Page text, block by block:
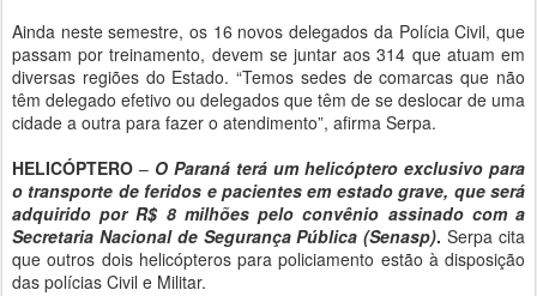
Ainda neste semestre, os 16 novos delegados da Polícia Civil, que
passam por treinamento, devem se juntar aos 314 que atuam em
diversas regiões do Estado. “Temos sedes de comarcas que não
têm delegado efetivo ou delegados que têm de se deslocar de uma
cidade a outra para fazer o atendimento”, afirma Serpa.
HELICÓPTERO – O Paraná terá um helicóptero exclusivo para
o transporte de feridos e pacientes em estado grave, que será
adquirido por R$ 8 milhões pelo convênio assinado com a
Secretaria Nacional de Segurança Pública (Senasp). Serpa cita
que outros dois helicópteros para policiamento estão à disposição
das polícias Civil e Militar.